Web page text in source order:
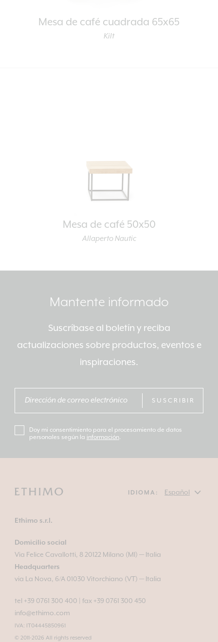
Mesa de café cuadrada 65x65
Kilt
Mesa de café 50x50
Allaperto Nautic
Mantente informado
Suscríbase al boletín y reciba
actualizaciones sobre productos, eventos e
inspiraciones.
SUSCRIBIR
Doy mi consentimiento para el procesamiento de datos
personales según la información.
IDIOMA:
Ethimo s.r.l.
Domicilio social
Via Felice Cavallotti, 8 20122 Milano (MI) — Italia
Headquarters
via La Nova, 6/A 01030 Vitorchiano (VT) — Italia
tel +39 0761 300 400
fax +39 0761 300 450
info@ethimo.com
IVA: IT04445850961
© 2011-2026 All rights reserved